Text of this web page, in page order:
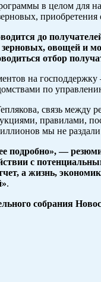
в целом для
до
зерновых, овощей и
отбор
на
по
связь между
правилами,
мы не
подробно», —
с
а жизнь,
.
собрания